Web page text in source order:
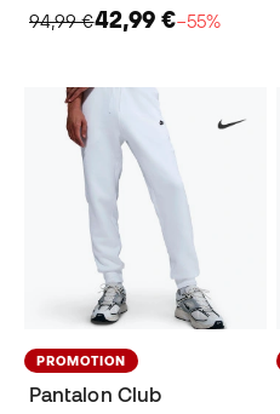
94,99 €42,99 €−55%
PROMOTION
Pantalon Club